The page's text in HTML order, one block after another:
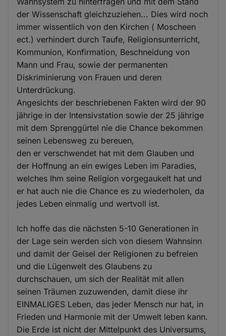
der Wissenschaft gleichzuziehen... Dies wird noch
immer wissentlich von den Kirchen ( Moscheen
ect.) verhindert durch Taufe, Religionsunterricht,
Kommunion, Konfirmation, Beschneidung von
Mann und Frau, sowie der permanenten
Diskriminierung von Frauen und deren
Unterdrückung.
Angesichts der beschriebenen Fakten wird der 90
jährige in der Intensivstation sowie der 25 jährige
mit dem Sprenggürtel nie die Chance bekommen
seinen Lebensweg zu bereuen,
den er verschwendet hat mit dem Glauben und
der Hoffnung an ein ewiges Leben im Paradies,
welches Ihm seine Religion vorgegaukelt hat und
er hat auch nie die Chance es zu wiederholen, da
jedes Leben einmalig und wertvoll ist.
Ich hoffe das die nächsten 5-10 Generationen in
der Lage sein werden sich von diesem Wahnsinn
und damit der Geisel der Religionen zu befreien
und die Lügenwelt des Glaubens zu
durchschauen, um sich der Realität mit allen
seinen Träumen zuzuwenden, damit diese ihr
EINMALIGES Leben, das jeder Mensch nur hat, in
Frieden und Harmonie mit der Umwelt leben kann.
Die Erde ist nicht der Mittelpunkt des Universums,